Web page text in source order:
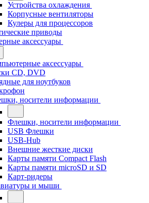
Устройства охлаждения
Корпусные вентиляторы
Кулеры для процессоров
приводы
аксессуары
аксессуары
CD, DVD
для ноутбуков
носители информации
Флешки, носители информации
USB Флешки
USB-Hub
Внешние жесткие диски
Карты памяти Compact Flash
Карты памяти microSD и SD
Карт-ридеры
и мыши